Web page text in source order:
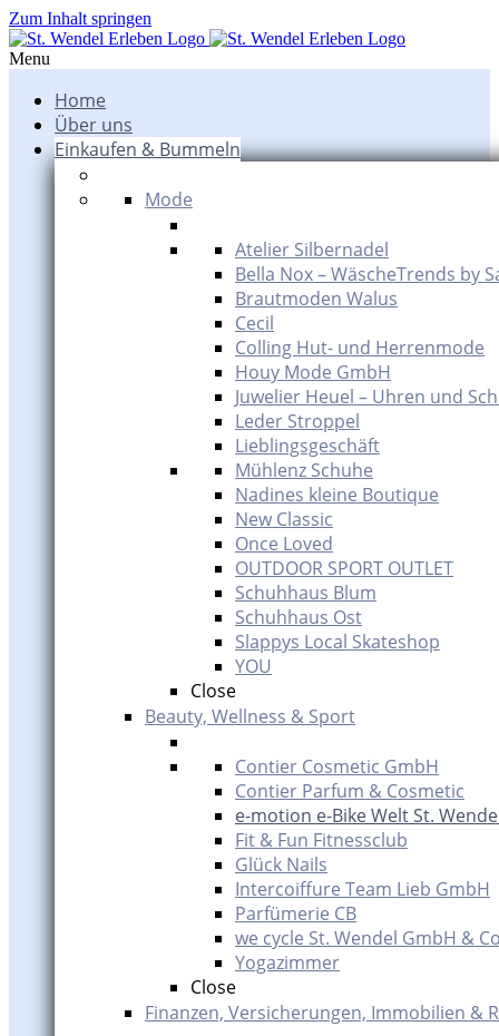
Zum Inhalt springen
Menu
Home
Über uns
Einkaufen & Bummeln
Mode
Atelier Silbernadel
Bella Nox – WäscheTrends by
Brautmoden Walus
Cecil
Colling Hut- und Herrenmode
Houy Mode GmbH
Juwelier Heuel – Uhren und
Leder Stroppel
Lieblingsgeschäft
Mühlenz Schuhe
Nadines kleine Boutique
New Classic
Once Loved
OUTDOOR SPORT OUTLET
Schuhhaus Blum
Schuhhaus Ost
Slappys Local Skateshop
YOU
Close
Beauty, Wellness & Sport
Contier Cosmetic GmbH
Contier Parfum & Cosmetic
e-motion e-Bike Welt St.
Fit & Fun Fitnessclub
Glück Nails
Intercoiffure Team Lieb GmbH
Parfümerie CB
we cycle St. Wendel GmbH &
Yogazimmer
Close
Finanzen, Versicherungen, Immobilien &